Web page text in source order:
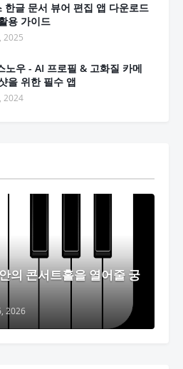
한글 문서 뷰어 편집 앱 다운로드
용 가이드
2025
노우 - AI 프로필 & 고화질 카메
을 위한 필수 앱
2024
의 콘서트홀을 열어줄 궁
2026